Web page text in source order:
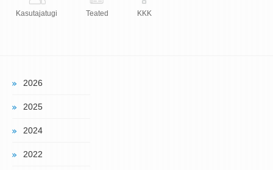
2026
2025
2024
2022